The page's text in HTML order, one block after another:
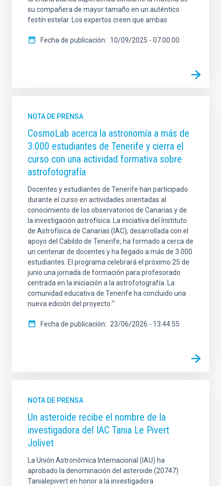
su compañera de mayor tamaño en un auténtico
festín estelar. Los expertos creen que ambas
Fecha de publicación 10/09/2025 - 07:00:00
NOTA DE PRENSA
CosmoLab acerca la astronomía a más de
3.000 estudiantes de Tenerife y cierra el
curso con una actividad formativa sobre
astrofotografía
Docentes y estudiantes de Tenerife han participado
durante el curso en actividades orientadas al
conocimiento de los observatorios de Canarias y de
la investigación astrofísica. La iniciativa del Instituto
de Astrofísica de Canarias (IAC), desarrollada con el
apoyo del Cabildo de Tenerife, ha formado a cerca de
un centenar de docentes y ha llegado a más de 3.000
estudiantes. El programa celebrará el próximo 25 de
junio una jornada de formación para profesorado
centrada en la iniciación a la astrofotografía. La
comunidad educativa de Tenerife ha concluido una
nueva edición del proyecto “
Fecha de publicación 23/06/2026 - 13:44:55
NOTA DE PRENSA
Un asteroide recibe el nombre de la
investigadora del IAC Tania Le Pivert
Jolivet
La Unión Astronómica Internacional (IAU) ha
aprobado la denominación del asteroide (20747)
Tanialepivert en honor a la investigadora